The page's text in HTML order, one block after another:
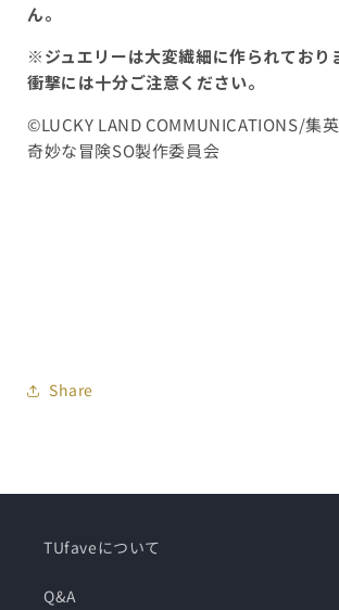
ん。
※ジュエリーは大変繊細に作られており
衝撃には十分ご注意ください。
©LUCKY LAND COMMUNICATIONS/集
奇妙な冒険SO製作委員会
Share
TUfaveについて
Q&A